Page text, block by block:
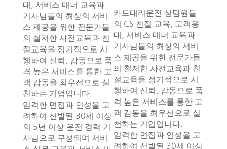
대, 서비스 매너 교육과
기사님들의 최상의 서비
스 제공을 위한 전문가들
의 철저한 사전교육과 친
절교육을 정기적으로 시
행하여 신뢰, 감동으로 품
격 높은 서비스를 통한 고
객 감동을 최우선으로 실
천하는 기업입니다.
엄격한 면접과 인성을 고
려하여 선발된 30세 이상
의 5년 이상 운전 경력 기
사님으로 구성되며 서비
카드대리운전 상담원들
의 CS 친절 교육, 고객응
대, 서비스 매너 교육과
기사님들의 최상의 서비
스 제공을 위한 전문가들
의 철저한 사전교육과 친
절교육을 정기적으로 시
행하여 신뢰, 감동으로 품
격 높은 서비스를 통한 고
객 감동을 최우선으로 실
천하는 기업입니다.
엄격한 면접과 인성을 고
려하여 선발된 30세 이상